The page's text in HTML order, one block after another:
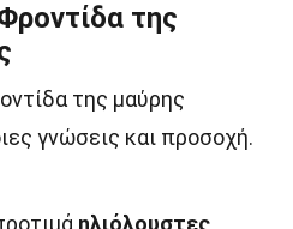
της
της μαύρης
γνώσεις και προσοχή.
ηλιόλουστες